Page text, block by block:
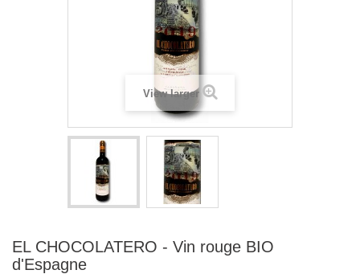
View larger
EL CHOCOLATERO - Vin rouge BIO
d'Espagne